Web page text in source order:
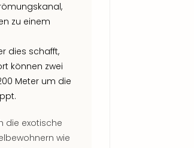
zu einem
dies schafft,
können zwei
Meter um die
die exotische
wie